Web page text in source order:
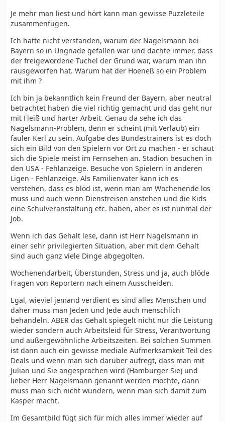
Je mehr man liest und hört kann man gewisse Puzzleteile
zusammenfügen.
Ich hatte nicht verstanden, warum der Nagelsmann bei
Bayern so in Ungnade gefallen war und dachte immer, dass
der freigewordene Tuchel der Grund war, warum man ihn
rausgeworfen hat. Warum hat der Hoeneß so ein Problem
mit ihm ?
Ich bin ja bekanntlich kein Freund der Bayern, aber neutral
betrachtet haben die viel richtig gemacht und das geht nur
mit Fleiß und harter Arbeit. Genau da sehe ich das
Nagelsmann-Problem, denn er scheint (mit Verlaub) ein
fauler Kerl zu sein. Aufgabe des Bundestrainers ist es doch
sich ein Bild von den Spielern vor Ort zu machen - er schaut
sich die Spiele meist im Fernsehen an. Stadion besuchen in
den USA - Fehlanzeige. Besuche von Spielern in anderen
Ligen - Fehlanzeige. Als Familienvater kann ich es
verstehen, dass es blöd ist, wenn man am Wochenende los
muss und auch wenn Dienstreisen anstehen und die Kids
eine Schulveranstaltung etc. haben, aber es ist nunmal der
Job.
Wenn ich das Gehalt lese, dann ist Herr Nagelsmann in
einer sehr privilegierten Situation, aber mit dem Gehalt
sind auch ganz viele Dinge abgegolten.
Wochenendarbeit, Überstunden, Stress und ja, auch blöde
Fragen von Reportern nach einem Ausscheiden.
Egal, wieviel jemand verdient es sind alles Menschen und
daher muss man Jeden und Jede auch menschlich
behandeln. ABER das Gehalt spiegelt nicht nur die Leistung
wieder sondern auch Arbeitsleid für Stress, Verantwortung
und außergewöhnliche Arbeitszeiten. Bei solchen Summen
ist dann auch ein gewisse mediale Aufmerksamkeit Teil des
Deals und wenn man sich darüber aufregt, dass man mit
Julian und Sie angesprochen wird (Hamburger Sie) und
lieber Herr Nagelsmann genannt werden möchte, dann
muss man sich nicht wundern, wenn man sich damit zum
Kasper macht.
Im Gesamtbild fügt sich für mich alles immer wieder auf